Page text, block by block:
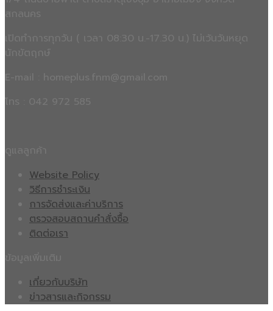
เปิดทำการทุกวัน ( เวลา 08:30 น.-17.30 น.) ไม่เว้นวันหยุด
E-mail : homeplus.fnm@gmail.com
โทร : 042 972 585
Website Policy
วิธีการชำระเงิน
การจัดส่งและค่าบริการ
ตรวจสอบสถานคำสั่งซื้อ
ติดต่อเรา
เกี่ยวกับบริษัท
ข่าวสารและกิจกรรม